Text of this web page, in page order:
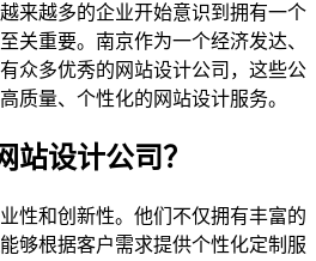
来越多的企业开始意识到拥有一个
关重要。南京作为一个经济发达、
众多优秀的网站设计公司，这些公
质量、个性化的网站设计服务。
站设计公司？
性和创新性。他们不仅拥有丰富的
够根据客户需求提供个性化定制服